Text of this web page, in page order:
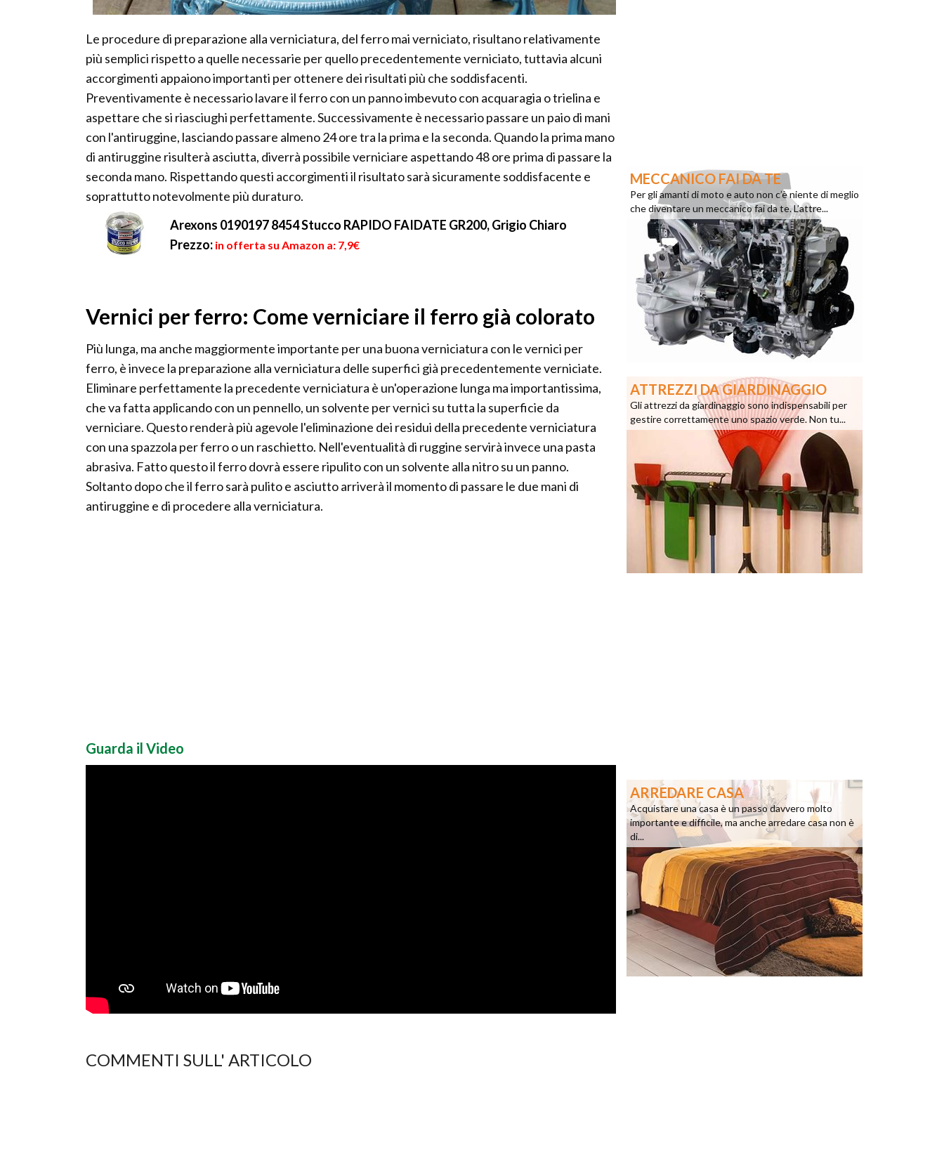
Le procedure di preparazione alla verniciatura, del ferro mai verniciato, risultano relativamente
più semplici rispetto a quelle necessarie per quello precedentemente verniciato, tuttavia alcuni
accorgimenti appaiono importanti per ottenere dei risultati più che soddisfacenti.
Preventivamente è necessario lavare il ferro con un panno imbevuto con acquaragia o trielina e
aspettare che si riasciughi perfettamente. Successivamente è necessario passare un paio di mani
con l'antiruggine, lasciando passare almeno 24 ore tra la prima e la seconda. Quando la prima mano
di antiruggine risulterà asciutta, diverrà possibile verniciare aspettando 48 ore prima di passare la
seconda mano. Rispettando questi accorgimenti il risultato sarà sicuramente soddisfacente e
soprattutto notevolmente più duraturo.
Arexons 0190197 8454 Stucco RAPIDO FAIDATE GR200, Grigio Chiaro
Prezzo: in offerta su Amazon a: 7,9€
Vernici per ferro: Come verniciare il ferro già colorato
Più lunga, ma anche maggiormente importante per una buona verniciatura con le vernici per
ferro, è invece la preparazione alla verniciatura delle superfici già precedentemente verniciate.
Eliminare perfettamente la precedente verniciatura è un'operazione lunga ma importantissima,
che va fatta applicando con un pennello, un solvente per vernici su tutta la superficie da
verniciare. Questo renderà più agevole l'eliminazione dei residui della precedente verniciatura
con una spazzola per ferro o un raschietto. Nell'eventualità di ruggine servirà invece una pasta
abrasiva. Fatto questo il ferro dovrà essere ripulito con un solvente alla nitro su un panno.
Soltanto dopo che il ferro sarà pulito e asciutto arriverà il momento di passare le due mani di
antiruggine e di procedere alla verniciatura.
Guarda il Video
COMMENTI SULL' ARTICOLO
MECCANICO FAI DA TE
Per gli amanti di moto e auto non c’è niente di meglio
che diventare un meccanico fai da te. L’attre...
ATTREZZI DA GIARDINAGGIO
Gli attrezzi da giardinaggio sono indispensabili per
gestire correttamente uno spazio verde. Non tu...
ARREDARE CASA
Acquistare una casa è un passo davvero molto
importante e difficile, ma anche arredare casa non è
di...